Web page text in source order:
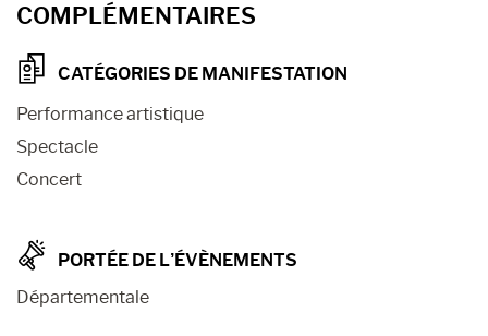
COMPLÉMENTAIRES
CATÉGORIES DE MANIFESTATION
Performance artistique
Spectacle
Concert
PORTÉE DE L’ÉVÈNEMENTS
Départementale